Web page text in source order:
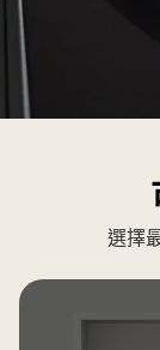
選擇